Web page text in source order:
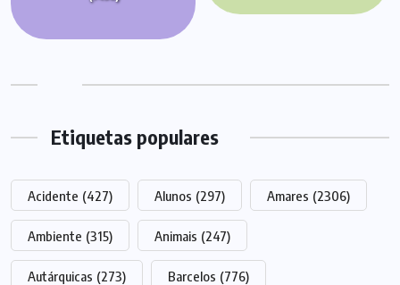
Etiquetas populares
Acidente (427) Alunos (297) Amares (2306)
Ambiente (315) Animais (247)
Autárquicas (273) Barcelos (776)